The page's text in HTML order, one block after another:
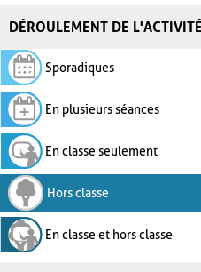
DÉROULEMENT DE L'ACTIVITÉ
Sporadiques
En plusieurs séances
En classe seulement
Hors classe
En classe et hors classe